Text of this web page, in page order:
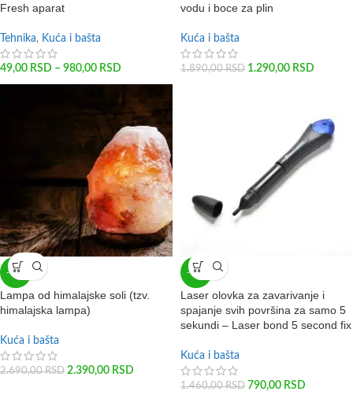
Fresh aparat
Tehnika, Kuća i bašta
49,00 RSD – 980,00 RSD
vodu i boce za plin
Kuća i bašta
1.890,00RSD 1.290,00 RSD
-11%
Lampa od himalajske soli (tzv.
himalajska lampa)
Kuća i bašta
2.690,00RSD 2.390,00 RSD
-46%
Laser olovka za zavarivanje i
spajanje svih površina za samo 5
sekundi – Laser bond 5 second fix
Kuća i bašta
1.460,00RSD 790,00 RSD